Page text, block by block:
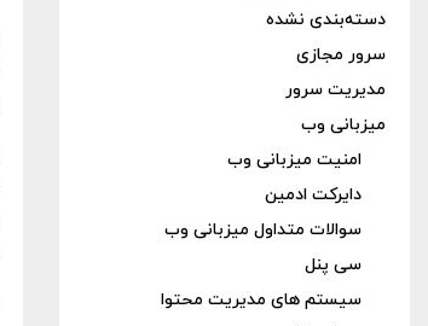
دسته‌بندی نشده
سرور مجازی
مدیریت سرور
میزبانی وب
امنیت میزبانی وب
دایرکت ادمین
سوالات متداول میزبانی وب
سی پنل
سیستم های مدیریت محتوا